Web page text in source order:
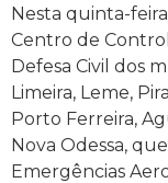
Nesta quinta-
Centro de
Defesa Civil dos
Limeira, Leme,
Porto Ferreira,
Nova Odessa,
Emergências